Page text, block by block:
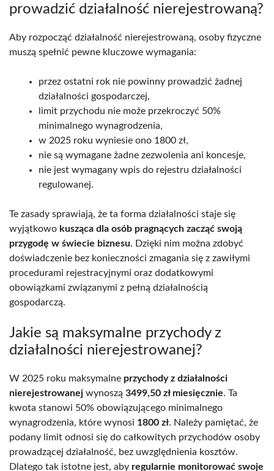
prowadzić działalność nierejestrowaną?
Aby rozpocząć działalność nierejestrowaną, osoby fizyczne
muszą spełnić pewne kluczowe wymagania:
przez ostatni rok nie powinny prowadzić żadnej
działalności gospodarczej,
limit przychodu nie może przekroczyć 50%
minimalnego wynagrodzenia,
w 2025 roku wyniesie ono 1800 zł,
nie są wymagane żadne zezwolenia ani koncesje,
nie jest wymagany wpis do rejestru działalności
regulowanej.
Te zasady sprawiają, że ta forma działalności staje się
wyjątkowo kusząca dla osób pragnących zacząć swoją
przygodę w świecie biznesu. Dzięki nim można zdobyć
doświadczenie bez konieczności zmagania się z zawiłymi
procedurami rejestracyjnymi oraz dodatkowymi
obowiązkami związanymi z pełną działalnością
gospodarczą.
Jakie są maksymalne przychody z
działalności nierejestrowanej?
W 2025 roku maksymalne przychody z działalności
nierejestrowanej wynoszą 3499,50 zł miesięcznie. Ta
kwota stanowi 50% obowiązującego minimalnego
wynagrodzenia, które wynosi 1800 zł. Należy pamiętać, że
podany limit odnosi się do całkowitych przychodów osoby
prowadzącej działalność, bez uwzględnienia kosztów.
Dlatego tak istotne jest, aby regularnie monitorować swoje